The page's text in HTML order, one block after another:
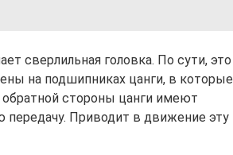
сверлильная головка. По сути, это
на подшипниках цанги, в которые
обратной стороны цанги имеют
Приводит в движение эту